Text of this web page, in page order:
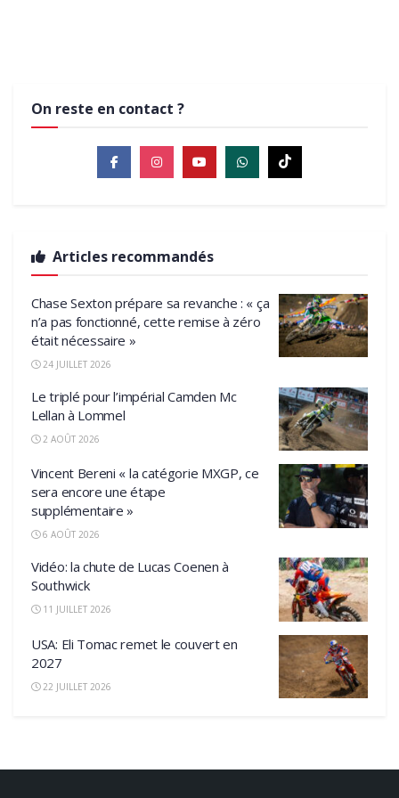
On reste en contact ?
Articles recommandés
Chase Sexton prépare sa revanche : « ça
n’a pas fonctionné, cette remise à zéro
était nécessaire »
24 JUILLET 2026
Le triplé pour l’impérial Camden Mc
Lellan à Lommel
2 AOÛT 2026
Vincent Bereni « la catégorie MXGP, ce
sera encore une étape
supplémentaire »
6 AOÛT 2026
Vidéo: la chute de Lucas Coenen à
Southwick
11 JUILLET 2026
USA: Eli Tomac remet le couvert en
2027
22 JUILLET 2026